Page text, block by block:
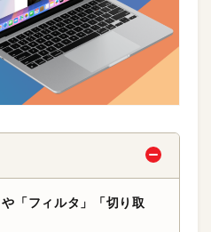
「フィルタ」「切り取